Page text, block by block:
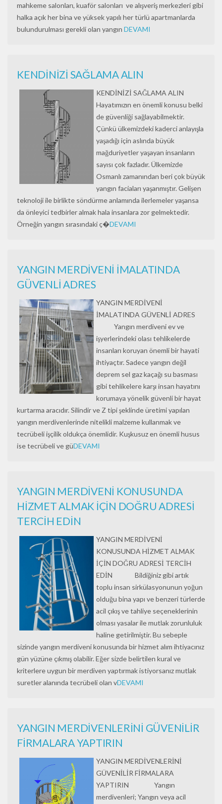
mahkeme salonları, kuaför salonları ve alışveriş merkezleri gibi
halka açık her bina ve yüksek yapılı her türlü apartmanlarda
bulundurulması gerekli olan yangın DEVAMI
KENDİNİZİ SAĞLAMA ALIN
KENDİNİZİ SAĞLAMA ALIN
Hayatımızın en önemli konusu belki
de güvenliği sağlayabilmektir.
Çünkü ülkemizdeki kaderci anlayışla
yaşadığı için aslında büyük
mağduriyetler yaşayan insanların
sayısı çok fazladır. Ülkemizde
Osmanlı zamanından beri çok büyük
yangın faciaları yaşanmıştır. Gelişen
teknoloji ile birlikte söndürme anlamında ilerlemeler yaşansa
da önleyici tedbirler almak hala insanlara zor gelmektedir.
Örneğin yangın sırasındaki ç�DEVAMI
YANGIN MERDİVENİ İMALATINDA
GÜVENLİ ADRES
YANGIN MERDİVENİ
İMALATINDA GÜVENLİ ADRES
Yangın merdiveni ev ve
işyerlerindeki olası tehlikelerde
insanları koruyan önemli bir hayati
ihtiyaçtır. Sadece yangın değil
deprem sel gaz kaçağı su basması
gibi tehlikelere karşı insan hayatını
korumaya yönelik güvenli bir hayat
kurtarma aracıdır. Silindir ve Z tipi şeklinde üretimi yapılan
yangın merdivenlerinde nitelikli malzeme kullanmak ve
tecrübeli işçilik oldukça önemlidir. Kuşkusuz en önemli husus
ise tecrübeli ve güDEVAMI
YANGIN MERDİVENİ KONUSUNDA
HİZMET ALMAK İÇİN DOĞRU ADRESİ
TERCİH EDİN
YANGIN MERDİVENİ
KONUSUNDA HİZMET ALMAK
İÇİN DOĞRU ADRESİ TERCİH
EDİN Bildiğiniz gibi artık
toplu insan sirkülasyonunun yoğun
olduğu bina yapı ve benzeri türlerde
acil çıkış ve tahliye seçeneklerinin
olması yasalar ile mutlak zorunluluk
haline getirilmiştir. Bu sebeple
sizinde yangın merdiveni konusunda bir hizmet alım ihtiyacınız
gün yüzüne çıkmış olabilir. Eğer sizde belirtilen kural ve
kriterlere uygun bir merdiven yaptırmak istiyorsanız mutlak
suretler alanında tecrübeli olan vDEVAMI
YANGIN MERDİVENLERİNİ GÜVENİLİR
FİRMALARA YAPTIRIN
YANGIN MERDİVENLERİNİ
GÜVENİLİR FİRMALARA
YAPTIRIN Yangın
merdivenleri; Yangın veya acil